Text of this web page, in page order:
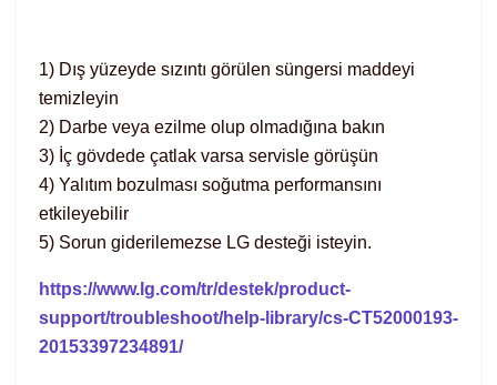
1) Dış yüzeyde sızıntı görülen süngersi maddeyi
temizleyin
2) Darbe veya ezilme olup olmadığına bakın
3) İç gövdede çatlak varsa servisle görüşün
4) Yalıtım bozulması soğutma performansını
etkileyebilir
5) Sorun giderilemezse LG desteği isteyin.
https://www.lg.com/tr/destek/product-
support/troubleshoot/help-library/cs-CT52000193-
20153397234891/